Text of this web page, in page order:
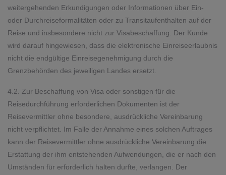
weitergehenden Erkundigungen oder Informationen über Ein-
oder Durchreiseformalitäten oder zu Transitaufenthalten auf der
Reise und insbesondere nicht zur Visabeschaffung. Der Kunde
wird darauf hingewiesen, dass die elektronische Einreiseerlaubnis
nicht die endgültige Einreisegenehmigung durch die
Grenzbehörden des jeweiligen Landes ersetzt.
4.2. Zur Beschaffung von Visa oder sonstigen für die
Reisedurchführung erforderlichen Dokumenten ist der
Reisevermittler ohne besondere, ausdrückliche Vereinbarung
nicht verpflichtet. Im Falle der Annahme eines solchen Auftrages
kann der Reisevermittler ohne ausdrückliche Vereinbarung die
Erstattung der ihm entstehenden Aufwendungen, die er nach den
Umständen für erforderlich halten durfte, verlangen. Der